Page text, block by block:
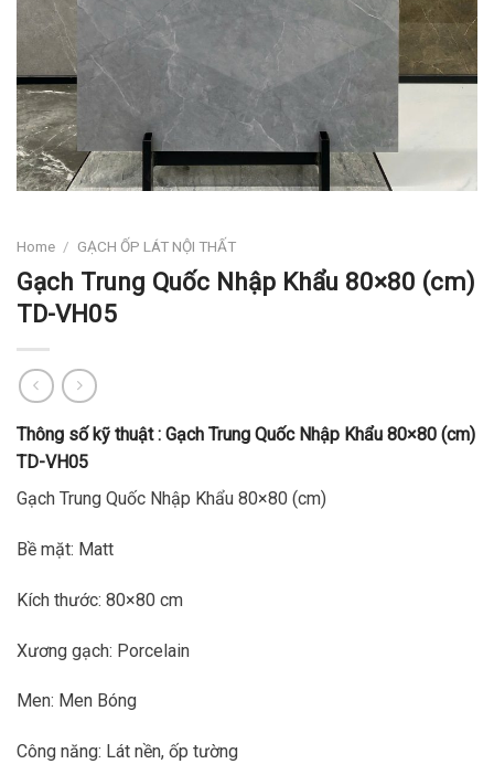
Home / GẠCH ỐP LÁT NỘI THẤT
Gạch Trung Quốc Nhập Khẩu 80×80 (cm)
TD-VH05
Thông số kỹ thuật : Gạch Trung Quốc Nhập Khẩu 80×80 (cm)
TD-VH05
Gạch Trung Quốc Nhập Khẩu 80×80 (cm)
Bề mặt: Matt
Kích thước: 80×80 cm
Xương gạch: Porcelain
Men: Men Bóng
Công năng: Lát nền, ốp tường